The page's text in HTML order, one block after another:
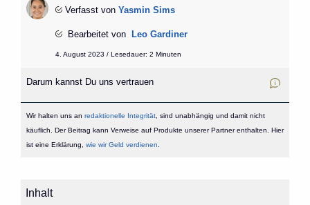
Verfasst von Yasmin Sims
Bearbeitet von Leo Gardiner
4. August 2023 / Lesedauer: 2 Minuten
Darum kannst Du uns vertrauen
Wir halten uns an redaktionelle Integrität, sind unabhängig und damit nicht
käuflich. Der Beitrag kann Verweise auf Produkte unserer Partner enthalten. Hier
ist eine Erklärung, wie wir Geld verdienen
Inhalt